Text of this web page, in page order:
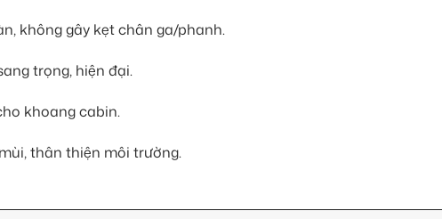
không gây kẹt chân ga/phanh.
trọng, hiện đại.
khoang cabin.
thân thiện môi trường.